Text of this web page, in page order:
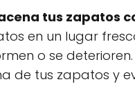
tus zapatos
en un lugar
o se
de tus zapatos y